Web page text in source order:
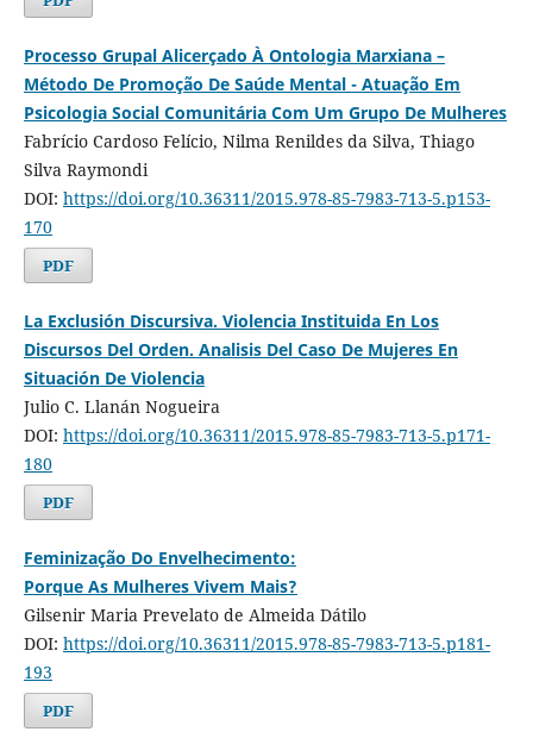
Processo Grupal Alicerçado À Ontologia Marxiana –
Método De Promoção De Saúde Mental - Atuação Em
Psicologia Social Comunitária Com Um Grupo De Mulheres
Fabrício Cardoso Felício, Nilma Renildes da Silva, Thiago
Silva Raymondi
DOI: https://doi.org/10.36311/2015.978-85-7983-713-5.p153-
170
PDF
La Exclusión Discursiva. Violencia Instituida En Los
Discursos Del Orden. Analisis Del Caso De Mujeres En
Situación De Violencia
Julio C. Llanán Nogueira
DOI: https://doi.org/10.36311/2015.978-85-7983-713-5.p171-
180
PDF
Feminização Do Envelhecimento:
Porque As Mulheres Vivem Mais?
Gilsenir Maria Prevelato de Almeida Dátilo
DOI: https://doi.org/10.36311/2015.978-85-7983-713-5.p181-
193
PDF